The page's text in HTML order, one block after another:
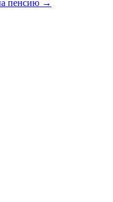
пенсию →